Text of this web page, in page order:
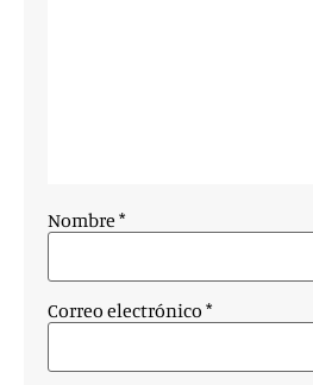
Nombre *
Correo electrónico *